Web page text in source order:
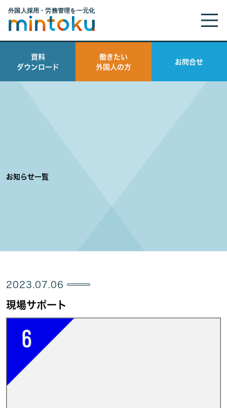
資料
ダウンロード
働きたい
外国人の方
お問合せ
お知らせ一覧
2023.07.06
現場サポート